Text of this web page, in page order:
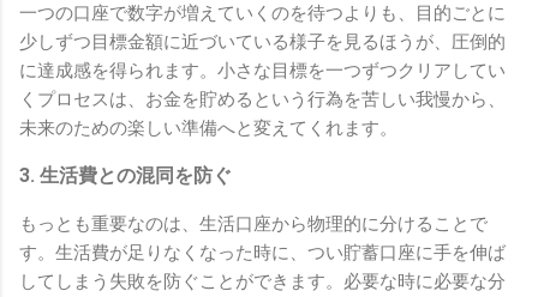
一つの口座で数字が増えていくのを待つよりも、目的ごとに
少しずつ目標金額に近づいている様子を見るほうが、圧倒的
に達成感を得られます。小さな目標を一つずつクリアしてい
くプロセスは、お金を貯めるという行為を苦しい我慢から、
未来のための楽しい準備へと変えてくれます。
3. 生活費との混同を防ぐ
もっとも重要なのは、生活口座から物理的に分けることで
す。生活費が足りなくなった時に、つい貯蓄口座に手を伸ば
してしまう失敗を防ぐことができます。必要な時に必要な分